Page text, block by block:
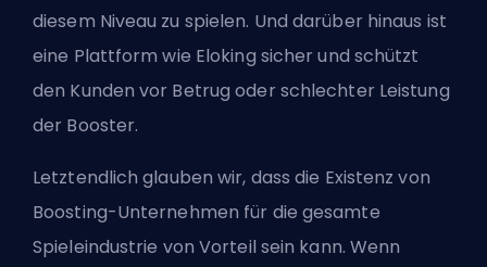
diesem Niveau zu spielen. Und darüber hinaus ist
eine Plattform wie Eloking sicher und schützt
den Kunden vor Betrug oder schlechter Leistung
der Booster.
Letztendlich glauben wir, dass die Existenz von
Boosting-Unternehmen für die gesamte
Spieleindustrie von Vorteil sein kann. Wenn